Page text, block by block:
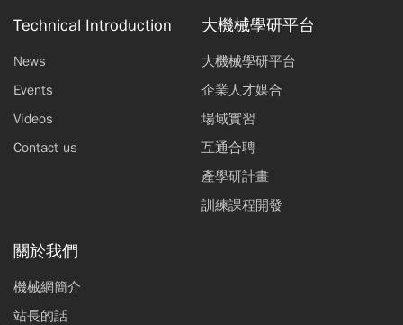
Technical Introduction
News
Events
Videos
Contact us
大機械學研平台
大機械學研平台
企業人才媒合
場域實習
互通合聘
產學研計畫
訓練課程開發
關於我們
機械網簡介
站長的話